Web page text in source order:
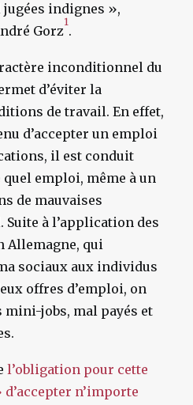
indignes »,
Gorz
1
.
inconditionnel du
d’éviter la
de travail. En effet,
d’accepter un emploi
il est conduit
emploi, même à un
de mauvaises
à l’application des
Allemagne, qui
sociaux aux individus
offres d’emploi, on
jobs, mal payés et
l’obligation pour cette
n’importe